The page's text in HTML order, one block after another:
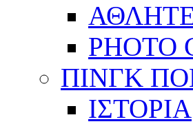
PHOTO
ΠΙΝΓΚ
ΙΣΤΟΡΙΑ